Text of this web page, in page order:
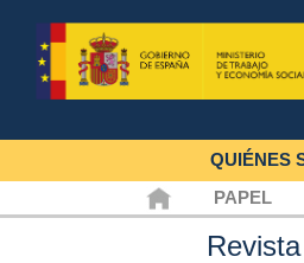
QUIÉNES
PAPEL